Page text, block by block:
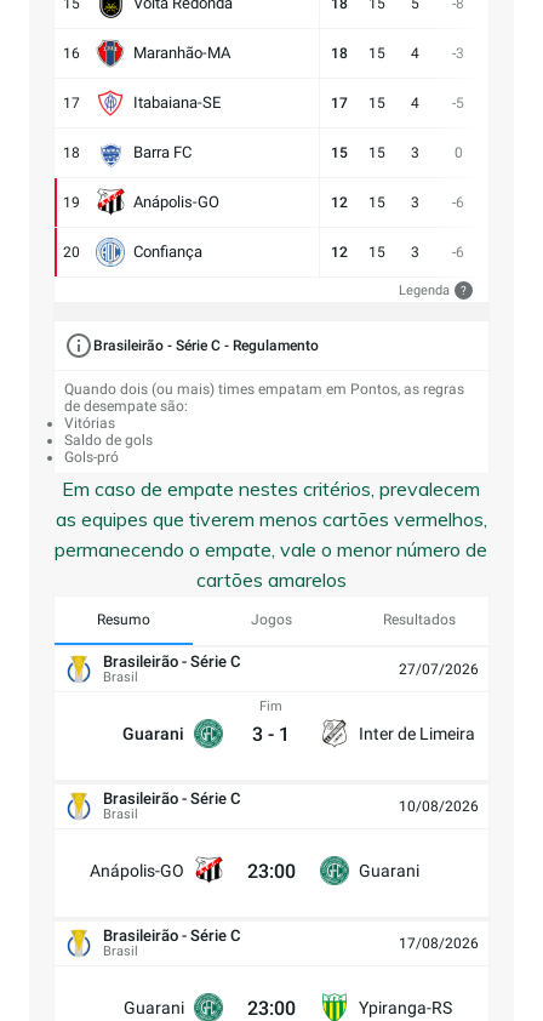
15 18 15 5 -8
16 Maranhão-MA 18 15 4 -3
17 Itabaiana-SE 17 15 4 -5
18 Barra FC 15 15 3 0
19 Anápolis-GO 12 15 3 -6
20 Confiança 12 15 3 -6
Legenda ?
Brasileirão - Série C - Regulamento
Quando dois (ou mais) times empatam em Pontos, as regras
de desempate são:
Vitórias
Saldo de gols
Gols-pró
Em caso de empate nestes critérios, prevalecem
as equipes que tiverem menos cartões vermelhos,
permanecendo o empate, vale o menor número de
cartões amarelos
Resumo Jogos Resultados
Brasileirão - Série C
Brasil 27/07/2026
Guarani
Fim
3 - 1 Inter de Limeira
Brasileirão - Série C
Brasil 10/08/2026
Anápolis-GO 23:00 Guarani
Brasileirão - Série C
Brasil 17/08/2026
Guarani 23:00 Ypiranga-RS